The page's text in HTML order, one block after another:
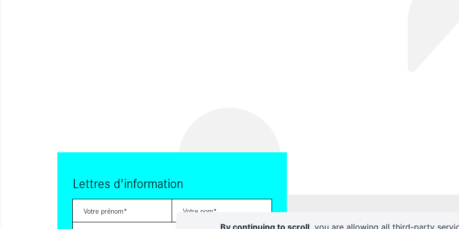
Lettres d'information
By continuing to scroll, you are allowing all third-party